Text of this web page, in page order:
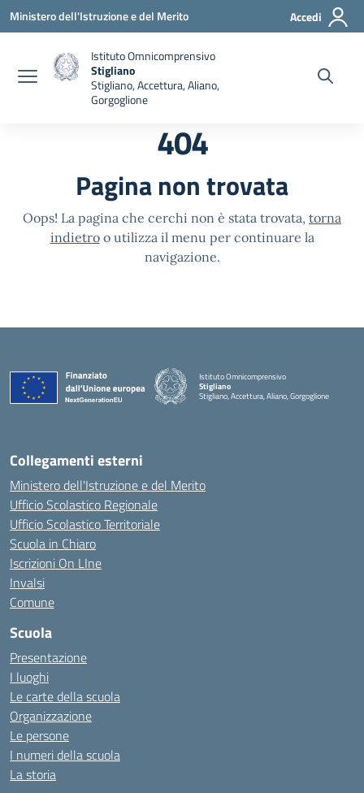
Vai ai contenuti
Vai al menu di navigazione
Vai al footer
Ministero dell'Istruzione e del Merito Accedi
Istituto Omnicomprensivo
Stigliano
Stigliano, Accettura, Aliano,
Gorgoglione
404
Pagina non trovata
Oops! La pagina che cerchi non è stata trovata, torna
indietroo utilizza il menu per continuare la
navigazione.
Istituto Omnicomprensivo
Stigliano
Stigliano, Accettura, Aliano, Gorgoglione
Collegamenti esterni
Ministero dell'Istruzione e del Merito
Ufficio Scolastico Regionale
Ufficio Scolastico Territoriale
Scuola in Chiaro
Iscrizioni On LIne
Invalsi
Comune
Scuola
Presentazione
I luoghi
Le carte della scuola
Organizzazione
Le persone
I numeri della scuola
La storia